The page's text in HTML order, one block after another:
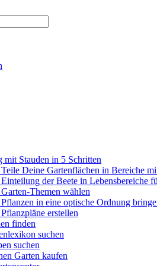
mit Stauden in 5 Schritten
Deine Gartenflächen in Bereiche
der Beete in Lebensbereiche
Themen wählen
in eine optische Ordnung
erstellen
finden
suchen
suchen
Garten kaufen